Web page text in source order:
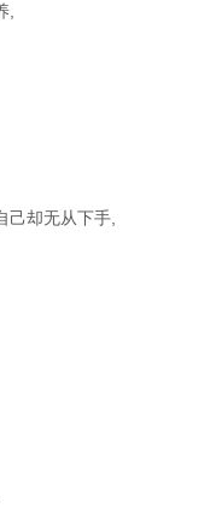
,
己却无从下手,